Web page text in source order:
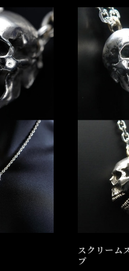
スクリーム
プ